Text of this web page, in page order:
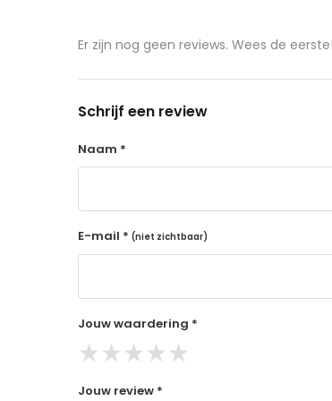
de producten controleert TRUUSK
aangeschafte product terug naar de
14 dagen retourtermijn
Binnen 14 dagen een
De terugbetaling wordt gedaan
Er zijn nog geen reviews. Wees de eerste!
Schrijf een review
Naam *
E-mail * (niet zichtbaar)
Jouw waardering *
★★★★★
Jouw review *